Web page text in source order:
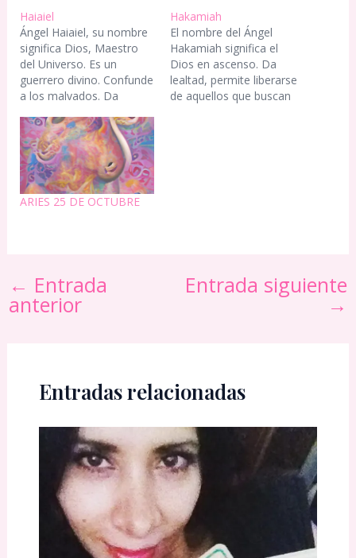
Haiaiel
Ángel Haiaiel, su nombre
significa Dios, Maestro
del Universo. Es un
guerrero divino. Confunde
a los malvados. Da
ser valiente con tus
talentos.
Hakamiah
El nombre del Ángel
Hakamiah significa el
Dios en ascenso. Da
lealtad, permite liberarse
de aquellos que buscan
ARIES 25 DE OCTUBRE
← Entrada
anterior
Entrada siguiente
→
Entradas relacionadas